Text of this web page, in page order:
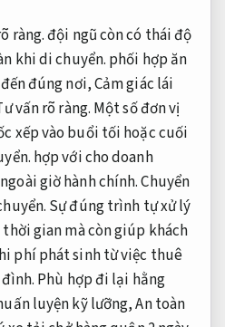
ràng.đội ngũ còn có thái độ
khi di chuyển. phối hợp ăn
đúng nơi,Cảm giác lái
vấn rõ ràng. Một số đơn vị
xếp vào buổi tối hoặc cuối
hợp với cho doanh
giờ hành chính.Chuyển
Sự đúng trình tự xử lý
gian mà còn giúp khách
phí phát sinh từ việc thuê
Phù hợp đi lại hằng
luyện kỹ lưỡng,An toàn